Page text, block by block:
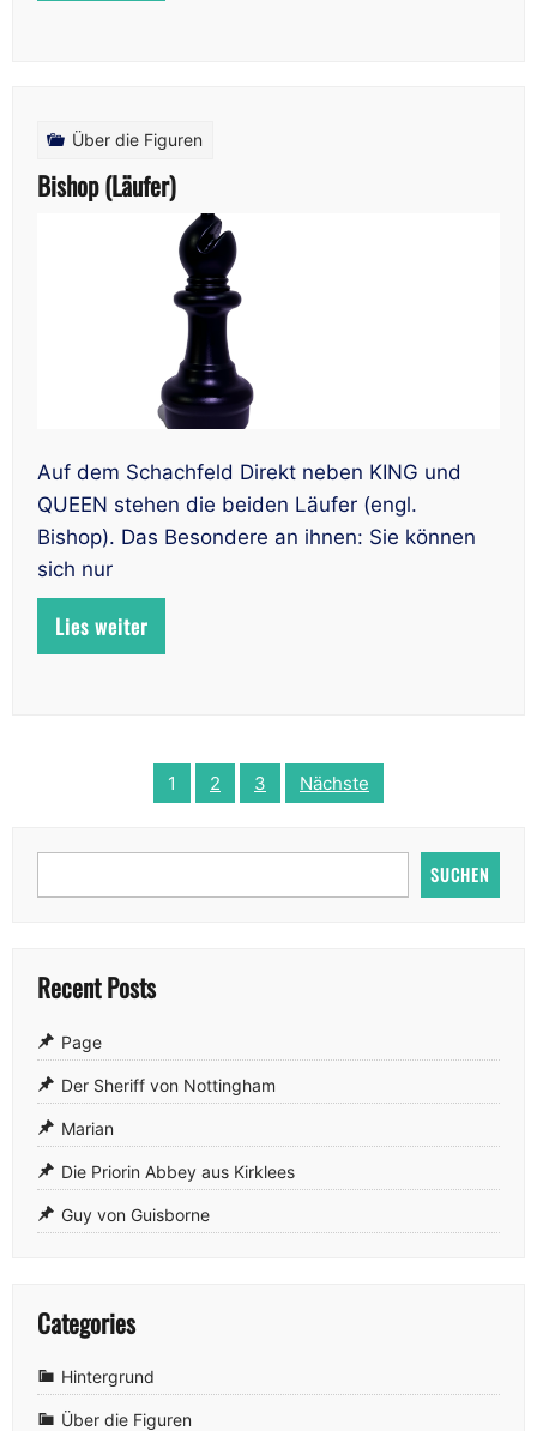
Über die Figuren
Bishop (Läufer)
Auf dem Schachfeld Direkt neben KING und
QUEEN stehen die beiden Läufer (engl.
Bishop). Das Besondere an ihnen: Sie können
sich nur
Lies weiter
Beitragsnavigation
1 2 3 Nächste
SUCHEN
Recent Posts
Page
Der Sheriff von Nottingham
Marian
Die Priorin Abbey aus Kirklees
Guy von Guisborne
Categories
Hintergrund
Über die Figuren